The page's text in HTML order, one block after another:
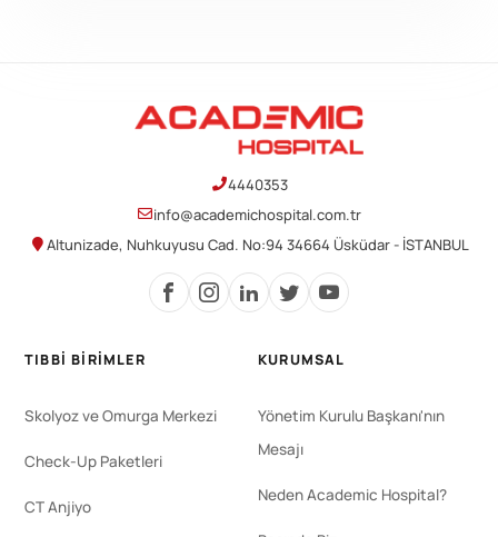
4440353
info@academichospital.com.tr
Altunizade, Nuhkuyusu Cad. No:94 34664 Üsküdar - İSTANBUL
TIBBI BIRIMLER
Skolyoz ve Omurga Merkezi
Check-Up Paketleri
CT Anjiyo
KURUMSAL
Yönetim Kurulu Başkanı'nın
Mesajı
Neden Academic Hospital?